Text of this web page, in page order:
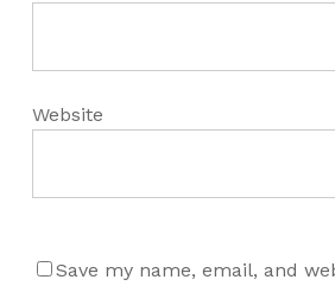
Website
Save my name, email, and